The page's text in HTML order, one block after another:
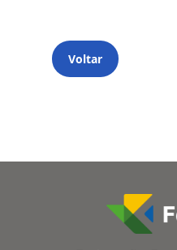
Voltar